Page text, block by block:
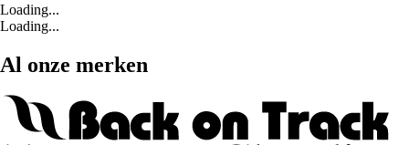
Loading...
Loading...
Al onze merken